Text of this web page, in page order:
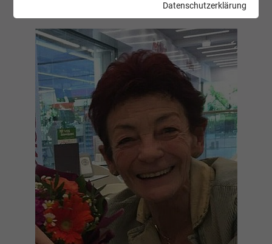
Datenschutzerklärung